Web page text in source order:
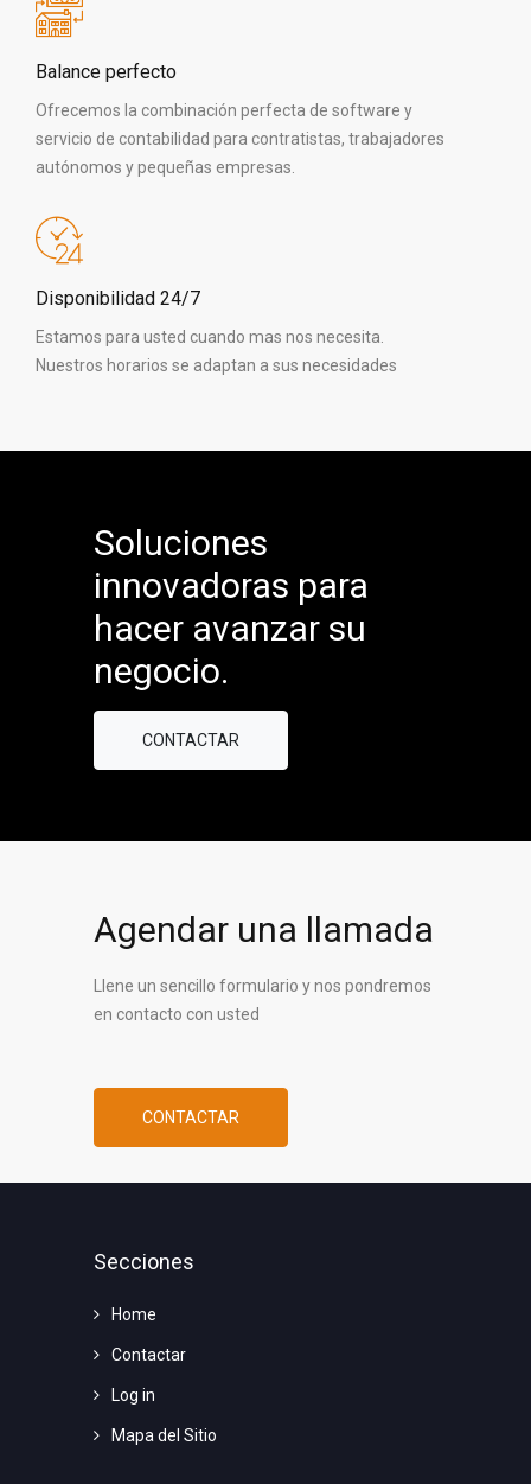
Balance perfecto
Ofrecemos la combinación perfecta de software y
servicio de contabilidad para contratistas, trabajadores
autónomos y pequeñas empresas.
Disponibilidad 24/7
Estamos para usted cuando mas nos necesita.
Nuestros horarios se adaptan a sus necesidades
Soluciones
innovadoras para
hacer avanzar su
negocio.
CONTACTAR
Agendar una llamada
Llene un sencillo formulario y nos pondremos
en contacto con usted
CONTACTAR
Secciones
Home
Contactar
Log in
Mapa del Sitio